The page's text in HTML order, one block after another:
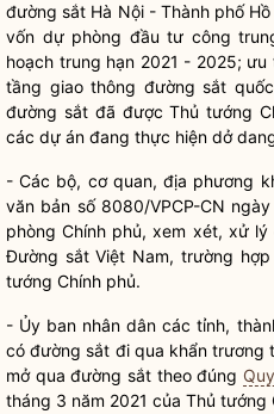
đường sắt Hà Nội - Thành phố
vốn dự phòng đầu tư công
hoạch trung hạn 2021 - 2025;
tầng giao thông đường sắt
đường sắt đã được Thủ tướng
các dự án đang thực hiện dở
- Các bộ, cơ quan, địa phương
văn bản số 8080/VPCP-CN
phòng Chính phủ, xem xét, xử
Đường sắt Việt Nam, trường
tướng Chính phủ.
- Ủy ban nhân dân các tỉnh,
có đường sắt đi qua khẩn
mở qua đường sắt theo đúng
tháng 3 năm 2021 của Thủ tướng